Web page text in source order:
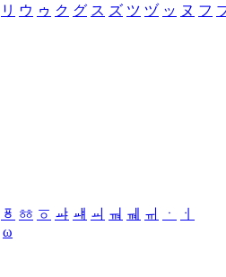
リ ウ ゥ ク グ ス ズ ツ ヅ ッ ヌ フ
ㆄ ㆅ ㆆ ㆇ ㆈ ㆉ ㆊ ㆋ ㆌ ㆍ
ㆎ
ω